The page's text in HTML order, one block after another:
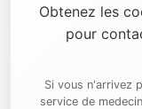
Obtenez les
pour
Si vous n'arrivez
service de